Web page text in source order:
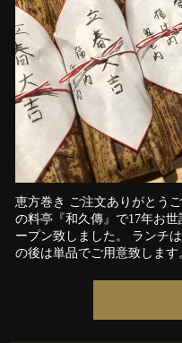
恵方巻き ご注文ありがとう
の料亭『和久傳』で17年お
ープン致しました。 ランチ
の後は単品でご用意致しま